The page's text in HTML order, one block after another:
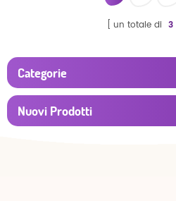
un totale di 3
Categorie
Nuovi Prodotti